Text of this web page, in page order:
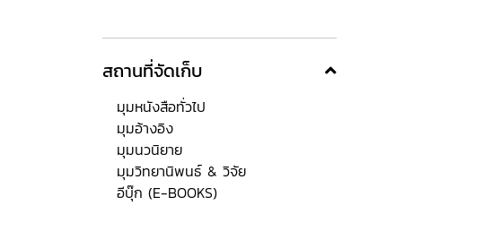
สถานที่จัดเก็บ
มุมหนังสือทั่วไป
มุมอ้างอิง
มุมนวนิยาย
มุมวิทยานิพนธ์ & วิจัย
อีบุ๊ก (E-BOOKS)